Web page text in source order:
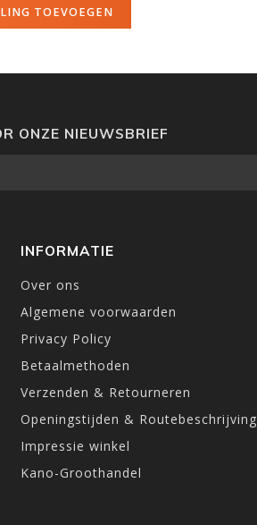
TOEVOEGEN
ONZE NIEUWSBRIEF
INFORMATIE
Over ons
Algemene voorwaarden
Privacy Policy
Betaalmethoden
Verzenden & Retourneren
Openingstijden & Routebeschrijving
Impressie winkel
Kano-Groothandel